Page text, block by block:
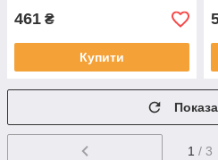
461 ₴
Купити
1 / 3